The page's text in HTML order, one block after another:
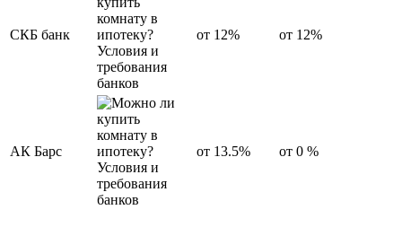
СКБ банк от 12% от 12%
АК Барс от 13.5% от 0 %